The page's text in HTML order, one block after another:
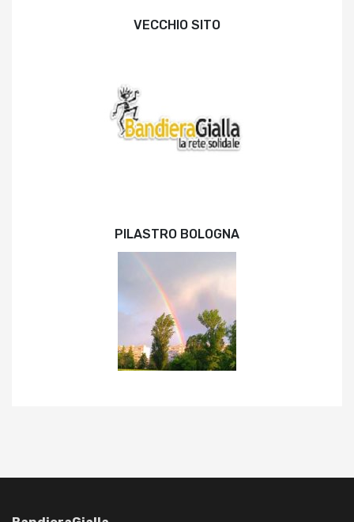
VECCHIO SITO
PILASTRO BOLOGNA